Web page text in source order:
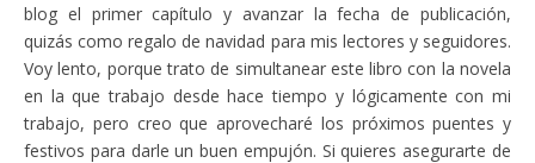
blog el primer capítulo y avanzar la fecha de publicación,
quizás como regalo de navidad para mis lectores y seguidores.
Voy lento, porque trato de simultanear este libro con la novela
en la que trabajo desde hace tiempo y lógicamente con mi
trabajo, pero creo que aprovecharé los próximos puentes y
festivos para darle un buen empujón. Si quieres asegurarte de